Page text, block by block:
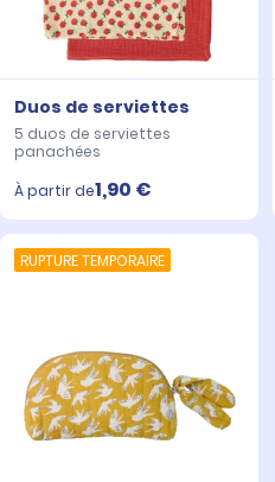
Duos de serviettes
5 duos de serviettes
panachées
À partir de1,90 €
RUPTURE TEMPORAIRE